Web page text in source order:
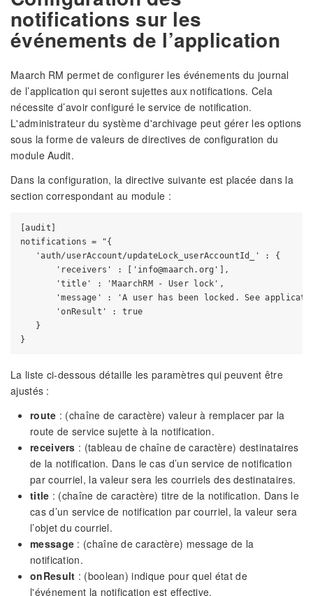
notifications sur les
événements de l’application
Maarch RM permet de configurer les événements du journal
de l’application qui seront sujettes aux notifications. Cela
nécessite d’avoir configuré le service de notification.
L'administrateur du système d'archivage peut gérer les options
sous la forme de valeurs de directives de configuration du
module Audit.
Dans la configuration, la directive suivante est placée dans la
section correspondant au module :
[audit]
notifications = "{
   'auth/userAccount/updateLock_userAccountId_' : {
       'receivers' : ['info@maarch.org'],
       'title' : 'MaarchRM - User lock',
'message' : 'A user has been locked. See
       'onResult' : true
   }
La liste ci-dessous détaille les paramètres qui peuvent être
ajustés :
route : (chaîne de caractère) valeur à remplacer par la
route de service sujette à la notification.
receivers : (tableau de chaîne de caractère) destinataires
de la notification. Dans le cas d’un service de notification
par courriel, la valeur sera les courriels des destinataires.
title : (chaîne de caractère) titre de la notification. Dans le
cas d’un service de notification par courriel, la valeur sera
l’objet du courriel.
message : (chaîne de caractère) message de la
notification.
onResult : (boolean) indique pour quel état de
l'événement la notification est effective.